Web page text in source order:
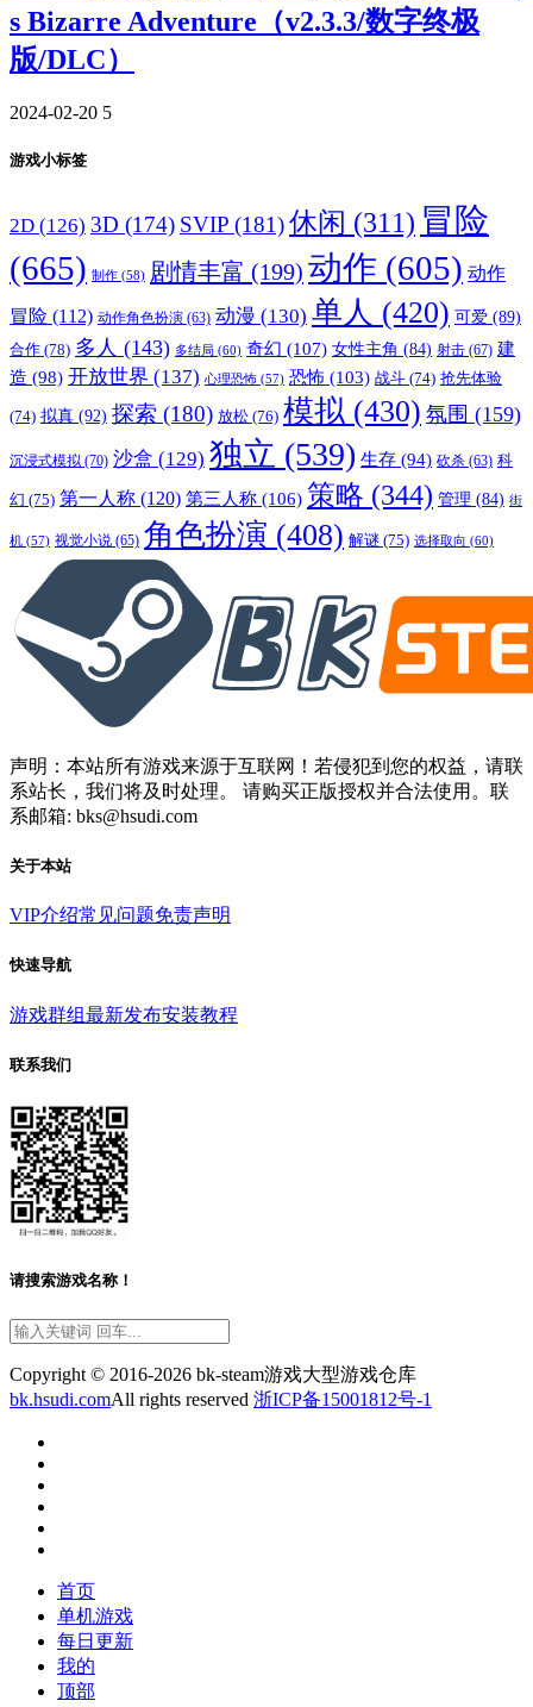
s Bizarre Adventure（v2.3.3/数字终极
版/DLC）
2024-02-20 5
游戏小标签
2D (126) 3D (174) SVIP (181)休闲 (311) 冒险
(665) 制作 (58) 剧情丰富 (199) 动作 (605) 动作
冒险 (112) 动作角色扮演 (63) 动漫 (130) 单人 (420) 可爱 (89)
合作 (78) 多人 (143) 多结局 (60) 奇幻 (107) 女性主角 (84) 射击 (67) 建
造 (98) 开放世界 (137) 心理恐怖 (57) 恐怖 (103) 战斗 (74) 抢先体验
(74) 拟真 (92) 探索 (180) 放松 (76) 模拟 (430) 氛围 (159)
沉浸式模拟 (70) 沙盒 (129) 独立 (539) 生存 (94) 砍杀 (63) 科
幻 (75) 第一人称 (120) 第三人称 (106) 策略 (344) 管理 (84) 街
机 (57) 视觉小说 (65) 角色扮演 (408) 解谜 (75) 选择取向 (60)
声明：本站所有游戏来源于互联网！若侵犯到您的权益，请联
系站长，我们将及时处理。 请购买正版授权并合法使用。联
系邮箱: bks@hsudi.com
关于本站
VIP介绍常见问题免责声明
快速导航
游戏群组最新发布安装教程
联系我们
请搜索游戏名称！
Copyright © 2016-2026 bk-steam游戏大型游戏仓库
bk.hsudi.comAll rights reserved 浙ICP备15001812号-1
首页
单机游戏
每日更新
我的
顶部